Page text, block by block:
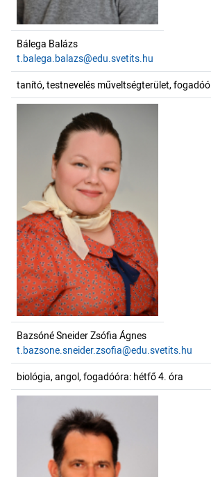
Bálega Balázs
t.balega.balazs@edu.svetits.hu
tanító, testnevelés műveltségterület,
Bazsóné Sneider Zsófia Ágnes
t.bazsone.sneider.zsofia@edu.svetits.hu
biológia, angol, fogadóóra: hétfő 4. óra